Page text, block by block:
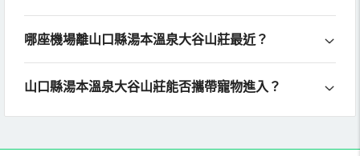
哪座機場離山口縣湯本溫泉大谷山莊最近？
山口縣湯本溫泉大谷山莊能否攜帶寵物進入？